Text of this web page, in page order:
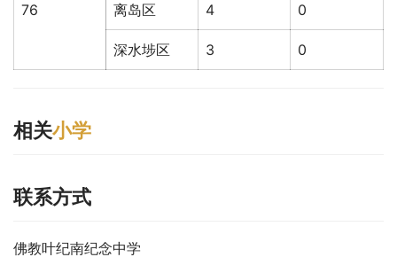
76 离岛区 4 0
深水埗区 3 0
相关小学
联系方式
佛教叶纪南纪念中学